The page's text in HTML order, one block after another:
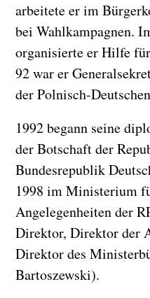
arbeitete er im
bei Wahlkampagnen.
organisierte er Hilfe
92 war er
der Polnisch-
1992 begann seine
der Botschaft der
Bundesrepublik
1998 im Ministerium
Angelegenheiten der
Direktor, Direktor der
Direktor des
Bartoszewski).